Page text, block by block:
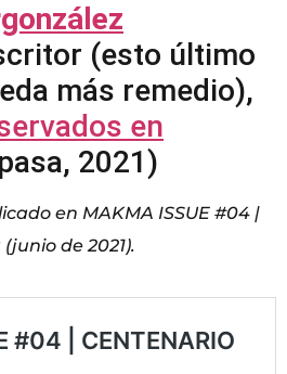
(esto último
más remedio),
en
2021)
en MAKMA ISSUE #04 |
de 2021).